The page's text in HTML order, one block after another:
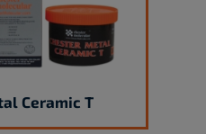
Ceramic T